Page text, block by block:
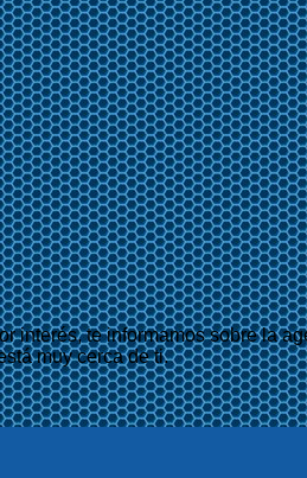
interés, te informamos sobre la
muy cerca de ti.